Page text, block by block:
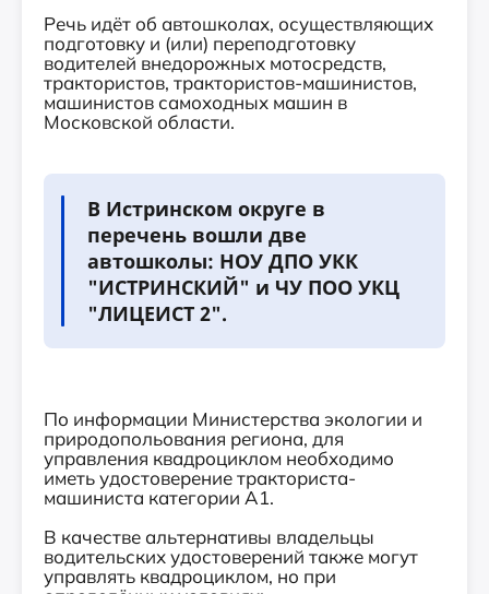
Речь идёт об автошколах, осуществляющих
подготовку и (или) переподготовку
водителей внедорожных мотосредств,
трактористов, трактористов-машинистов,
машинистов самоходных машин в
Московской области.
В Истринском округе в
перечень вошли две
автошколы: НОУ ДПО УКК
"ИСТРИНСКИЙ" и ЧУ ПОО УКЦ
"ЛИЦЕИСТ 2".
По информации Министерства экологии и
природопольования региона, для
управления квадроциклом необходимо
иметь удостоверение тракториста-
машиниста категории А1.
В качестве альтернативы владельцы
водительских удостоверений также могут
управлять квадроциклом, но при